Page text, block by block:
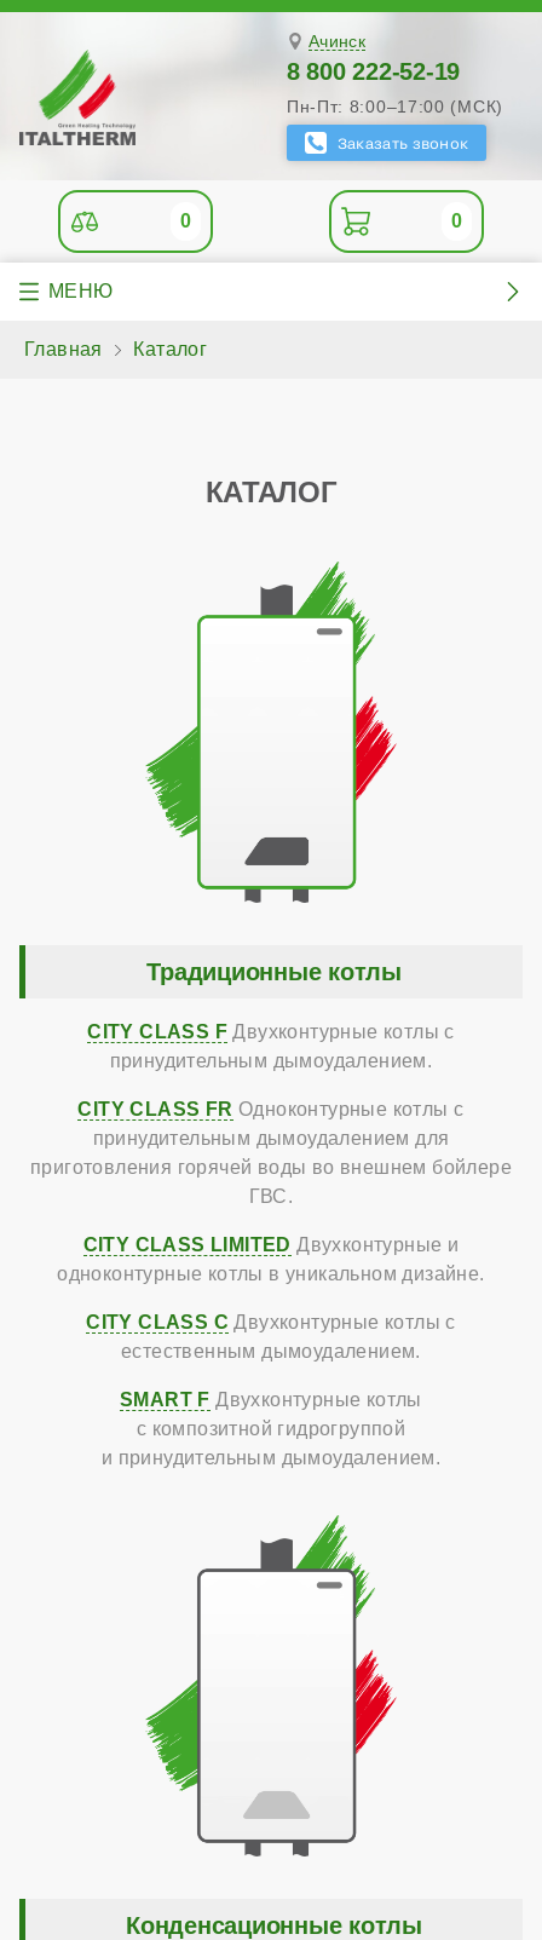
Ачинск
8 800 222-52-19
Пн-Пт: 8:00–17:00 (МСК)
0 0
Главная Каталог
КАТАЛОГ
Традиционные котлы
CITY CLASS F Двухконтурные котлы с
принудительным дымоудалением.
CITY CLASS FR Одноконтурные котлы с
принудительным дымоудалением для
приготовления горячей воды во внешнем бойлере
ГВС.
CITY CLASS LIMITED Двухконтурные и
одноконтурные котлы в уникальном дизайне.
CITY CLASS C Двухконтурные котлы с
естественным дымоудалением.
SMART F Двухконтурные котлы
с композитной гидрогруппой
и принудительным дымоудалением.
Конденсационные котлы